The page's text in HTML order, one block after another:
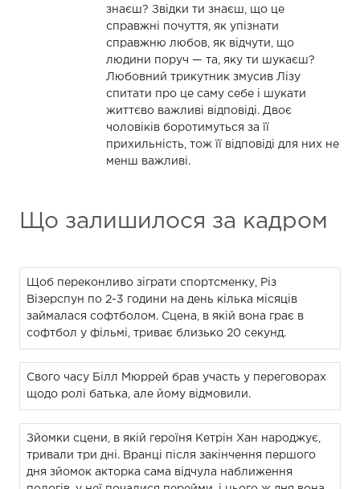
знаєш? Звідки ти знаєш, що це
справжні почуття, як упізнати
справжню любов, як відчути, що
людини поруч — та, яку ти шукаєш?
Любовний трикутник змусив Лізу
спитати про це саму себе і шукати
життєво важливі відповіді. Двоє
чоловіків боротимуться за її
прихильність, тож її відповіді для них не
менш важливі.
Що залишилося за кадром
Щоб переконливо зіграти спортсменку, Різ
Візерспун по 2-3 години на день кілька місяців
займалася софтболом. Сцена, в якій вона грає в
софтбол у фільмі, триває близько 20 секунд.
Свого часу Білл Мюррей брав участь у переговорах
щодо ролі батька, але йому відмовили.
Зйомки сцени, в якій героїня Кетрін Хан народжує,
тривали три дні. Вранці після закінчення першого
дня зйомок акторка сама відчула наближення